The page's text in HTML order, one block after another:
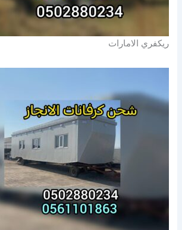
ريكفري الامارات